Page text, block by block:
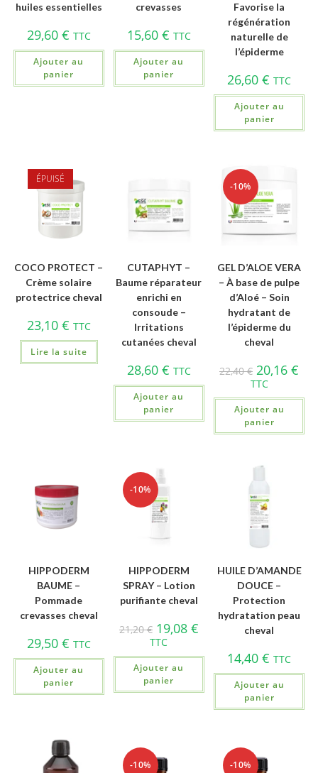
huiles essentielles
29,60 € TTC
Ajouter au
panier
crevasses
15,60 € TTC
Ajouter au
panier
Favorise la
régénération
naturelle de
l’épiderme
26,60€ TTC
Ajouter au
panier
ÉPUISÉ
COCO PROTECT –
Crème solaire
protectrice cheval
23,10 € TTC
Lire la suite
CUTAPHYT –
Baume réparateur
enrichi en
consoude –
Irritations
cutanées cheval
28,60 € TTC
Ajouter au
panier
-10%
GEL D’ALOE VERA
– À base de pulpe
d’Aloé – Soin
hydratant de
l’épiderme du
cheval
22,40€ 20,16€
TTC
Ajouter au
panier
HIPPODERM
BAUME –
Pommade
crevasses cheval
29,50 € TTC
Ajouter au
panier
-10%
HIPPODERM
SPRAY – Lotion
purifiante cheval
21,20€ 19,08 €
TTC
Ajouter au
panier
HUILE D’AMANDE
DOUCE –
Protection
hydratation peau
cheval
14,40€ TTC
Ajouter au
panier
-10% -10%